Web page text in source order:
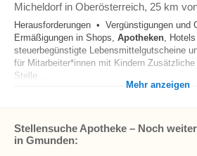
Micheldorf in Oberösterreich, 25 km
Herausforderungen • Vergünstigungen und
Ermäßigungen in Shops, Apotheken,
steuerbegünstigte Lebensmittelgutscheine
für Mitarbeiter*innen mit Kindern
Stelle...
Mehr anzeigen
Stellensuche Apotheke – Noch
in Gmunden: